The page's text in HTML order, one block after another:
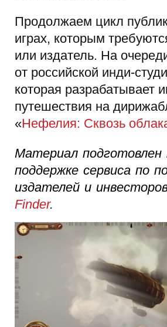
Продолжаем цикл
играх, которым
или издатель. На
от российской инди-
которая разрабатывает
путешествия на
«Нефелия: Сквозь
Материал подготовлен
поддержке сервиса по
издателей и
Finder.